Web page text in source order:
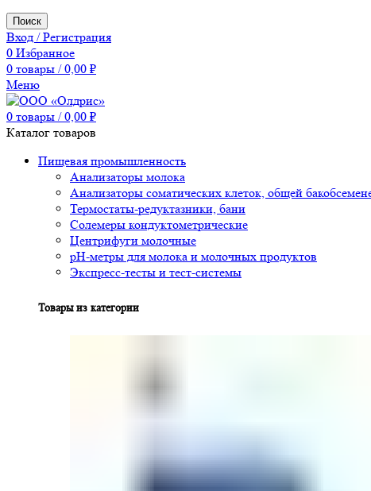
Поиск
Вход / Регистрация
0 Избранное
0 товары / 0,00 ₽
Меню
0 товары / 0,00 ₽
Каталог товаров
Пищевая промышленность
Анализаторы молока
Анализаторы соматических клеток, общей
Термостаты-редуктазники, бани
Солемеры кондуктометрические
Центрифуги молочные
pH-метры для молока и молочных продуктов
Экспресс-тесты и тест-системы
Товары из категории